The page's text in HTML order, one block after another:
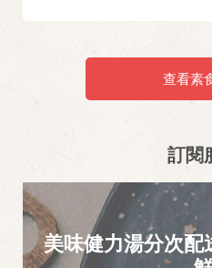
查看素
訂閱
美味健力湯分次